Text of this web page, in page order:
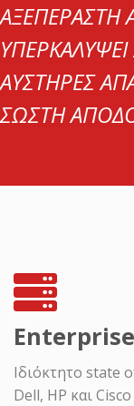
ΑΥΣΤΗΡΕΣ
ΣΩΣΤΗ
Ιδιόκτητο state
Dell, HP και